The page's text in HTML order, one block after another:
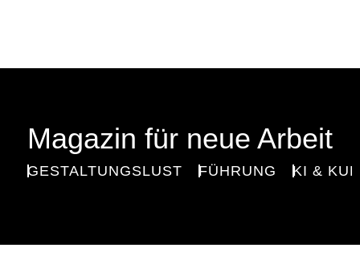
Magazin für neue Arbeit
GESTALTUNGSLUST FÜHRUNG KI &